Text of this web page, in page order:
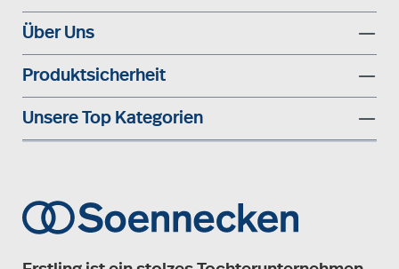
Über Uns
Produktsicherheit
Unsere Top Kategorien